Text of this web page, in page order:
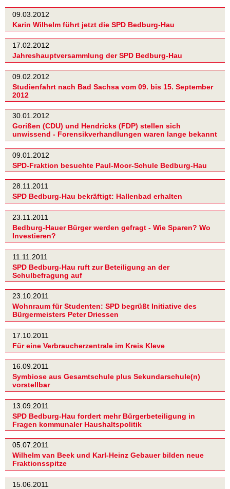
09.03.2012
Karin Wilhelm führt jetzt die SPD Bedburg-Hau
17.02.2012
Jahreshauptversammlung der SPD Bedburg-Hau
09.02.2012
Studienfahrt nach Bad Sachsa vom 09. bis 15. September
2012
30.01.2012
Gorißen (CDU) und Hendricks (FDP) stellen sich
unwissend - Forensikverhandlungen waren lange bekannt
09.01.2012
SPD-Fraktion besuchte Paul-Moor-Schule Bedburg-Hau
28.11.2011
SPD Bedburg-Hau bekräftigt: Hallenbad erhalten
23.11.2011
Bedburg-Hauer Bürger werden gefragt - Wie Sparen? Wo
Investieren?
11.11.2011
SPD Bedburg-Hau ruft zur Beteiligung an der
Schulbefragung auf
23.10.2011
Wohnraum für Studenten: SPD begrüßt Initiative des
Bürgermeisters Peter Driessen
17.10.2011
Für eine Verbraucherzentrale im Kreis Kleve
16.09.2011
Symbiose aus Gesamtschule plus Sekundarschule(n)
vorstellbar
13.09.2011
SPD Bedburg-Hau fordert mehr Bürgerbeteiligung in
Fragen kommunaler Haushaltspolitik
05.07.2011
Wilhelm van Beek und Karl-Heinz Gebauer bilden neue
Fraktionsspitze
15.06.2011